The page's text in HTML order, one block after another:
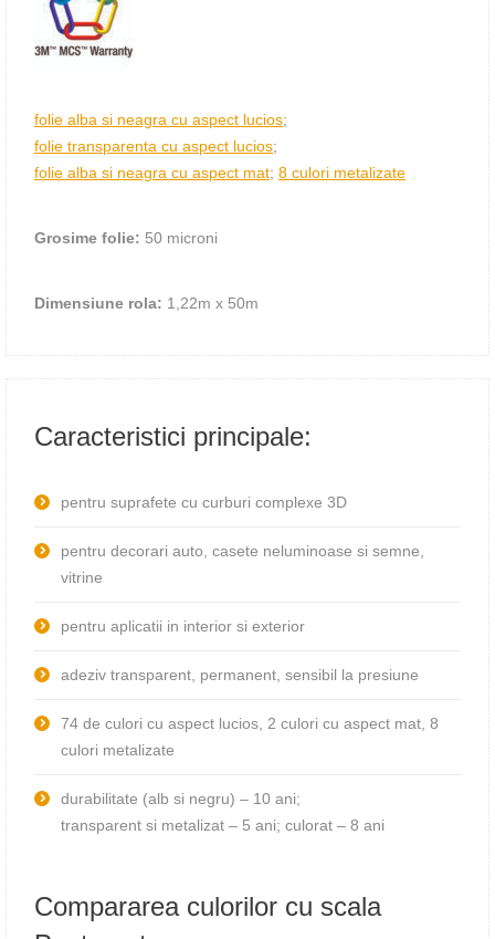
folie alba si neagra cu aspect lucios;
folie transparenta cu aspect lucios;
folie alba si neagra cu aspect mat; 8 culori metalizate
Grosime folie: 50 microni
Dimensiune rola: 1,22m х 50m
Caracteristici principale:
pentru suprafete cu curburi complexe 3D
pentru decorari auto, casete neluminoase si semne,
vitrine
pentru aplicatii in interior si exterior
adeziv transparent, permanent, sensibil la presiune
74 de culori cu aspect lucios, 2 culori cu aspect mat, 8
culori metalizate
durabilitate (alb si negru) – 10 ani;
transparent si metalizat – 5 ani; culorat – 8 ani
Compararea culorilor cu scala